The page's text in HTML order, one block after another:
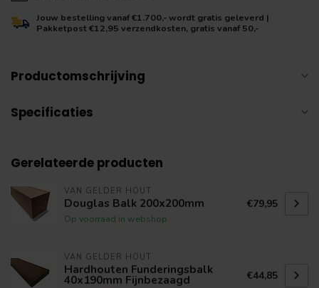
Jouw bestelling vanaf €1.700,- wordt gratis geleverd |
Pakketpost €12,95 verzendkosten, gratis vanaf 50,-
Productomschrijving
Specificaties
Gerelateerde producten
VAN GELDER HOUT
Douglas Balk 200x200mm
Op voorraad in webshop
€79,95
VAN GELDER HOUT
Hardhouten Funderingsbalk
40x190mm Fijnbezaagd €44,85